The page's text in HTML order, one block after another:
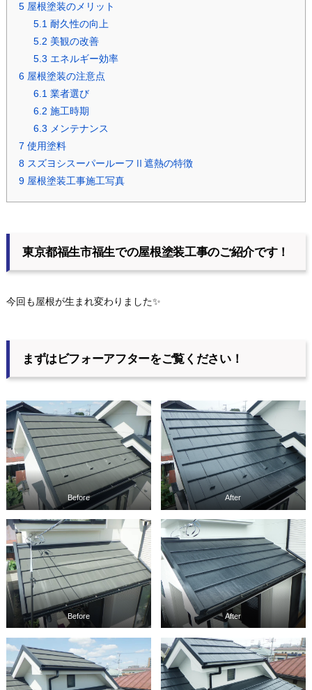
5屋根塗装のメリット
5.1耐久性の向上
5.2 美観の改善
5.3 エネルギー効率
6屋根塗装の注意点
6.1業者選び
6.2 施工時期
6.3 メンテナンス
7 使用塗料
8スズヨシスーパールーフⅡ遮熱の特徴
9屋根塗装工事施工写真
東京都福生市福生での屋根塗装工事のご紹介です！
今回も屋根が生まれ変わりました✨
まずはビフォーアフターをご覧ください！
Before After
Before After